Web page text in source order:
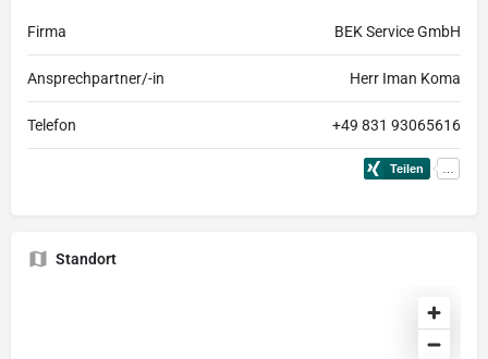
Firma BEK Service GmbH
Ansprechpartner/-in Herr Iman Koma
Telefon +49 831 93065616
Standort